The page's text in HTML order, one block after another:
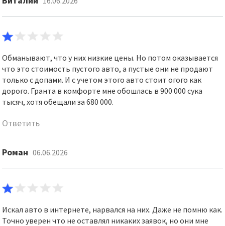
Обманывают, что у них низкие цены. Но потом оказывается
что это стоимость пустого авто, а пустые они не продают
только с допами. И с учетом этого авто стоит огого как
дорого. Гранта в комфорте мне обошлась в 900 000 сука
тысяч, хотя обещали за 680 000.
Ответить
Роман 06.06.2026
Искал авто в интернете, нарвался на них. Даже не помню как.
Точно уверен что не оставлял никаких заявок, но они мне